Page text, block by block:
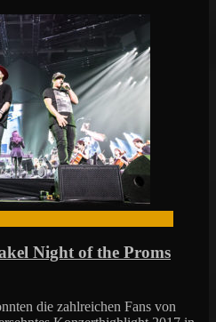
Night of the Proms
die zahlreichen Fans von